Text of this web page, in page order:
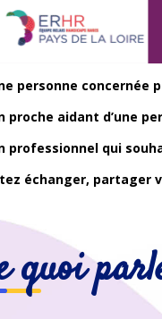
personne concernée
proche aidant d’une
professionnel qui
échanger, partager
quoi